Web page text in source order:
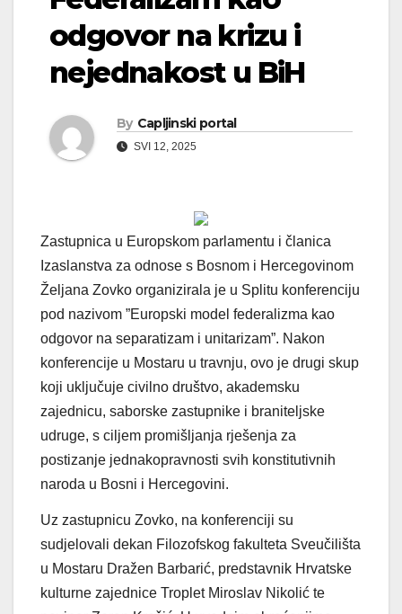
odgovor na krizu i
nejednakost u BiH
By Capljinski portal
SVI 12, 2025
Zastupnica u Europskom parlamentu i članica
Izaslanstva za odnose s Bosnom i Hercegovinom
Željana Zovko organizirala je u Splitu konferenciju
pod nazivom ”Europski model federalizma kao
odgovor na separatizam i unitarizam”. Nakon
konferencije u Mostaru u travnju, ovo je drugi skup
koji uključuje civilno društvo, akademsku
zajednicu, saborske zastupnike i braniteljske
udruge, s ciljem promišljanja rješenja za
postizanje jednakopravnosti svih konstitutivnih
naroda u Bosni i Hercegovini.
Uz zastupnicu Zovko, na konferenciji su
sudjelovali dekan Filozofskog fakulteta Sveučilišta
u Mostaru Dražen Barbarić, predstavnik Hrvatske
kulturne zajednice Troplet Miroslav Nikolić te